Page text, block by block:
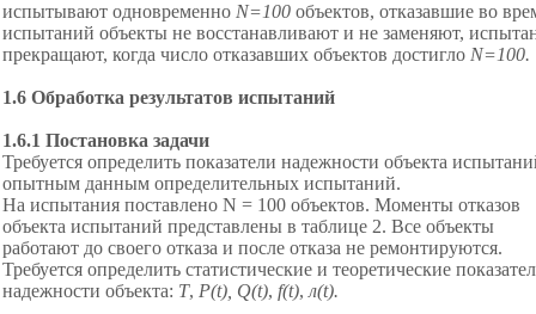
испытывают одновременно N=100 объектов, отказавшие во
испытаний объекты не восстанавливают и не заменяют,
прекращают, когда число отказавших объектов достигло N=100.
1.6 Обработка результатов испытаний
1.6.1 Постановка задачи
Требуется определить показатели надежности объекта
опытным данным определительных испытаний.
На испытания поставлено N = 100 объектов. Моменты отказов
объекта испытаний представлены в таблице 2. Все объекты
работают до своего отказа и после отказа не ремонтируются.
Требуется определить статистические и теоретические
надежности объекта: T, P(t), Q(t), f(t), л(t).